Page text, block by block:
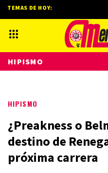
HIPISMO
¿Preakness o
destino de
próxima carrera
TEMAS DE HOY:
HIPISMO